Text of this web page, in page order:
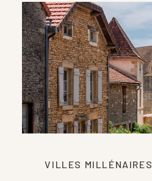
VILLES MILLÉNAIRES